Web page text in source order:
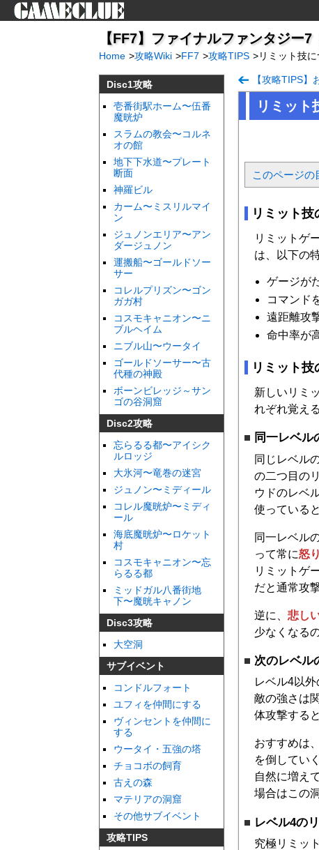
【FF7】ファイナルファンタジー
Home >攻略Wiki >FF7 >攻略TIPS >リミット技
Disc1攻略
壱番街駅ホーム〜伍番
魔晄炉
スラムの教会〜コルネ
オの館
地下下水道〜プレート
断面
神羅ビル
カーム〜ミスリルマイ
ン
ジュノンエリア〜アン
ダージュノン
運搬船〜ゴールドソー
サー
コレルプリズン〜ゴン
ガガ村
コスモキャニオン〜ニ
ブルヘイム
ニブル山〜ウータイ
ゴールドソーサー〜古
代種の神殿
ボーンビレッジ～サン
ゴの谷洞窟
Disc2攻略
忘らるる都〜アイシク
ルロッジ
大氷河〜竜巻の迷宮
ジュノン〜ミディール
コレル魔晄炉〜ミディ
ール
海底魔晄炉〜ロケット
村
コスモキャニオン〜忘
らるる都
ミッドガル八番街地
下〜魔晄キャノン
Disc3攻略
大空洞
サブイベント
コンドルフォート
ユフィを仲間にする
ヴィンセントを仲間に
する
ウータイ・五強の塔
チョコボの飼育
古えの森
マテリアの洞窟
その他サブイベント
攻略TIPS
【攻略TIPS】
リミット
このページの
リミット技
リミットゲ
は、以下の
ゲージが
コマンド
遠距離攻
命中率が
リミット技
新しいリミ
れぞれ覚え
同一レベル
同じレベル
の二つ目の
ウドのレベ
使っている
同一レベル
って常に怒
リミットゲ
だと通常攻
逆に、悲し
少なくなる
次のレベル
レベル4以
敵の強さは
体攻撃する
おすすめは、
を倒してい
自然に増え
場合はこの
レベル4の
究極リミッ